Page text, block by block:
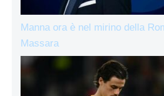
Manna ora è nel mirino della
Massara